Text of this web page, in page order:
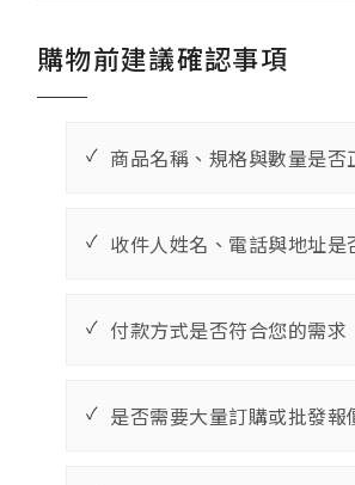
購物前建議確認事項
商品名稱、規格與數量是否
收件人姓名、電話與地址是
付款方式是否符合您的需求
是否需要大量訂購或批發報